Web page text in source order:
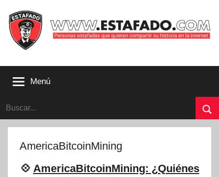
contenido
que
compartir
su
internet
Menú
Buscar:
AmericaBitcoinMining
💠 AmericaBitcoinMining: ¿Quiénes